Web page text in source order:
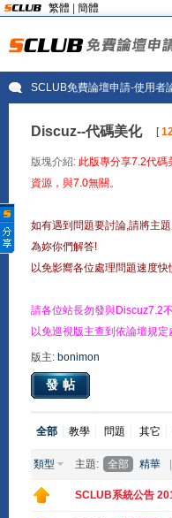
繁體 簡體
SCLUB免費論壇申請-使用者
Discuz--代碼美化 [
版塊介紹: 此版專分享7.2代碼
資源，與7.0無關。
如有遇到問題要討論,請將主
為妳你們解答!
以免影嚮各位處理問題速度快
請各位站長勿發與Discuz7.2
以免巡視版主查到依論壇規
版主: bonimon
發帖
全部 教學 問題 其它
類型 主題: 全部 精華
SCLUB系統公告